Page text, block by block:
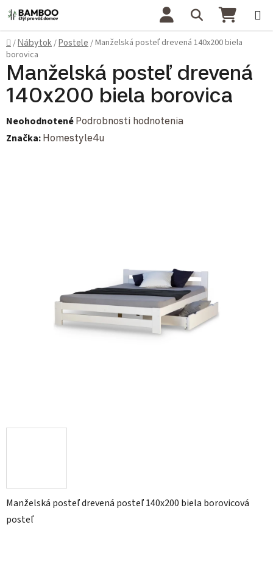
Prejsť na obsah Hľadať
Domov
/Nábytok /Postele /Manželská posteľ drevená 140x200 biela
borovica
Manželská posteľ drevená posteľ 140x200 biela borovicová
posteľ
Manželská posteľ drevená
140x200 biela borovica
Priemerné hodnotenie produktu je 0,0 z 5 hviezdičiek.
Neohodnotené Podrobnosti hodnotenia
Značka: Homestyle4u